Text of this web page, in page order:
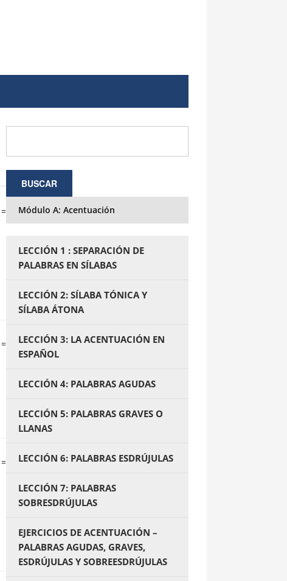
=
=
=
Módulo A: Acentuación
LECCIÓN 1 : SEPARACIÓN DE
PALABRAS EN SÍLABAS
LECCIÓN 2: SÍLABA TÓNICA Y
SÍLABA ÁTONA
LECCIÓN 3: LA ACENTUACIÓN EN
ESPAÑOL
LECCIÓN 4: PALABRAS AGUDAS
LECCIÓN 5: PALABRAS GRAVES O
LLANAS
LECCIÓN 6: PALABRAS ESDRÚJULAS
LECCIÓN 7: PALABRAS
SOBRESDRÚJULAS
EJERCICIOS DE ACENTUACIÓN –
PALABRAS AGUDAS, GRAVES,
ESDRÚJULAS Y SOBREESDRÚJULAS